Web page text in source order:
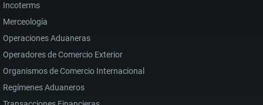
Incoterms
Merceología
Operaciones Aduaneras
Operadores de Comercio Exterior
Organismos de Comercio Internacional
Regímenes Aduaneros